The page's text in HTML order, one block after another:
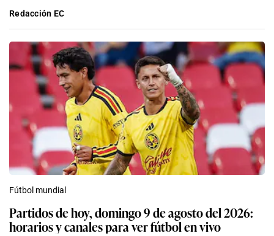
Redacción EC
Fútbol mundial
Partidos de hoy, domingo 9 de agosto del 2026:
horarios y canales para ver fútbol en vivo